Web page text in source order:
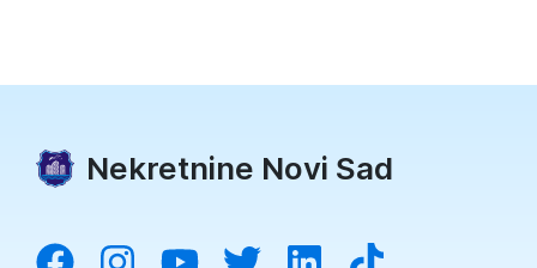
Nekretnine Novi Sad